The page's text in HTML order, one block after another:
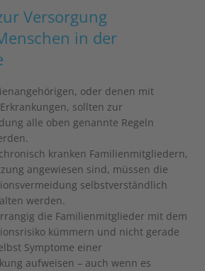
Versorgung
in der
oder denen mit
sollten zur
alle oben genannte Regeln
kranken Familienmitgliedern,
angewiesen sind, müssen die
selbstverständlich
werden.
die Familienmitglieder mit dem
kümmern und nicht gerade
Symptome einer
aufweisen – auch wenn es